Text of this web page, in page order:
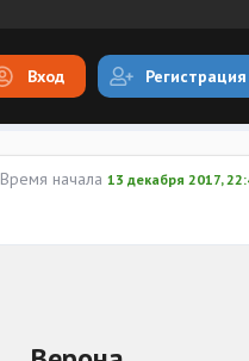
Вход Регистрация
Время начала 13 декабря 2017,